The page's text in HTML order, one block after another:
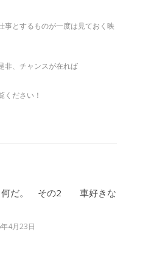
事とするものが一度は見ておく映
、チャンスが在れば
ください！
何だ。 その2 車好きな
4月23日